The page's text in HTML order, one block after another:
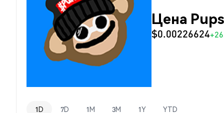
Цена
$0.00226624
1D 7D 1M 3M 1Y YTD